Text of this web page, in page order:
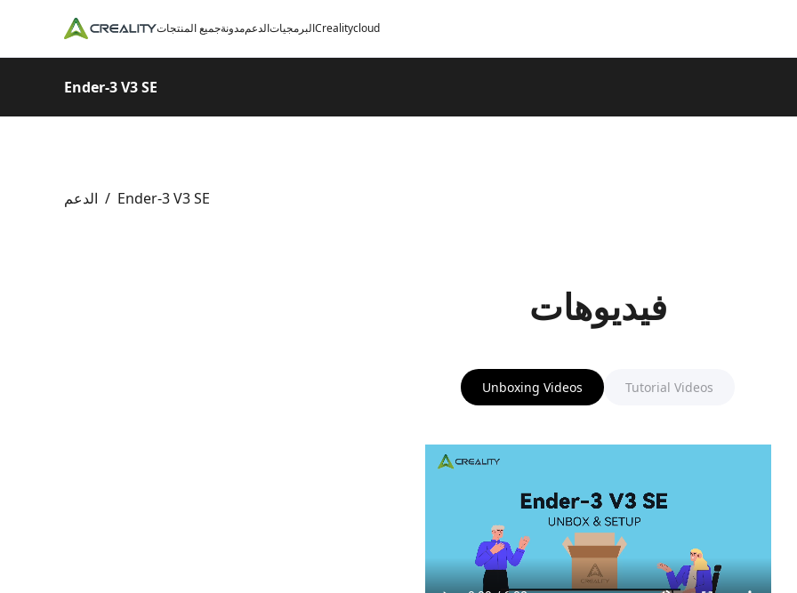
جميع المنتجاتمدونةالدعمالبرمجياتCrealitycloud
Ender-3 V3 SE
الدعم / Ender-3 V3 SE
فيديوهات
Unboxing Videos Tutorial Videos